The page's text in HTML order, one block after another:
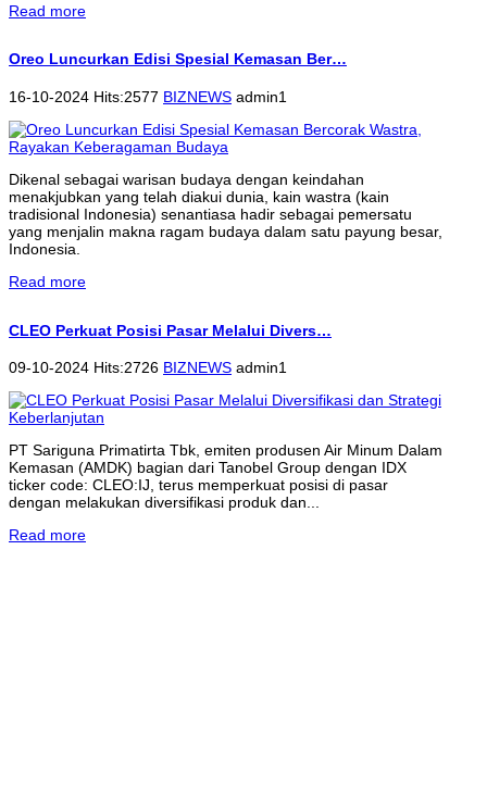
Read more
Oreo Luncurkan Edisi Spesial Kemasan Ber…
16-10-2024 Hits:2577 BIZNEWS admin1
Dikenal sebagai warisan budaya dengan keindahan
menakjubkan yang telah diakui dunia, kain wastra (kain
tradisional Indonesia) senantiasa hadir sebagai pemersatu
yang menjalin makna ragam budaya dalam satu payung besar,
Indonesia.
Read more
CLEO Perkuat Posisi Pasar Melalui Divers…
09-10-2024 Hits:2726 BIZNEWS admin1
PT Sariguna Primatirta Tbk, emiten produsen Air Minum Dalam
Kemasan (AMDK) bagian dari Tanobel Group dengan IDX
ticker code: CLEO:IJ, terus memperkuat posisi di pasar
dengan melakukan diversifikasi produk dan...
Read more